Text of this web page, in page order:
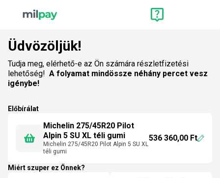
Üdvözöljük!
Tudja meg, elérhető-e az Ön számára részletfizetési
lehetőség! A folyamat mindössze néhány percet vesz
igénybe!
Előbírálat
Michelin 275/45R20 Pilot
Alpin 5 SU XL téli gumi
Michelin 275/45R20 Pilot Alpin 5 SU XL
téli gumi
536 360,00 Ft
Miért szuper ez Önnek?